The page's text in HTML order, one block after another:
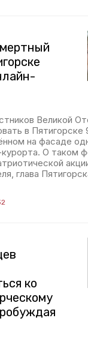
Великой
в
на фасаде
О таком
глава
ко